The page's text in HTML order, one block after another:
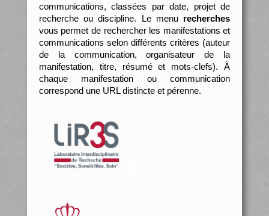
communications, classées par date, projet de
recherche ou discipline. Le menu recherches
vous permet de rechercher les manifestations et
communications selon différents critères (auteur
de la communication, organisateur de la
manifestation, titre, résumé et mots-clefs). À
chaque manifestation ou communication
correspond une URL distincte et pérenne.